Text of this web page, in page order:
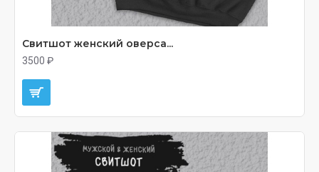
Свитшот женский оверса...
3500 ₽